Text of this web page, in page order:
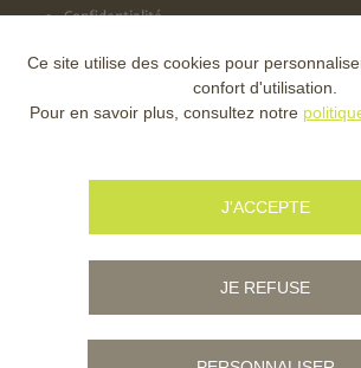
Confidentialité
NOS LABELS
Ce site utilise des cookies pour
confort d'utilisation.
Pour en savoir plus, consultez notre
J'ACCEPTE
JE REFUSE